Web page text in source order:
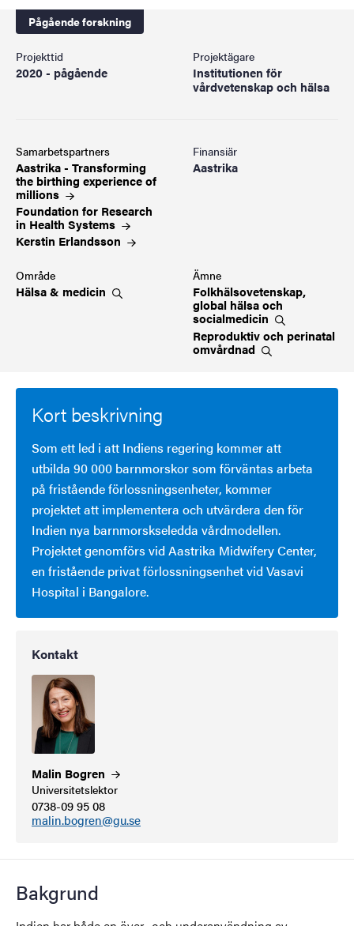
Pågående forskning
Projekttid
2020 - pågående
Projektägare
Institutionen för
vårdvetenskap och hälsa
Samarbetspartners
Aastrika - Transforming
the birthing experience of
millions
Foundation for Research
in Health Systems
Kerstin Erlandsson
Finansiär
Aastrika
Område
Hälsa & medicin
Ämne
Folkhälsovetenskap,
global hälsa och
socialmedicin
Reproduktiv och perinatal
omvårdnad
Kort beskrivning
Som ett led i att Indiens regering kommer att
utbilda 90 000 barnmorskor som förväntas arbeta
på fristående förlossningsenheter, kommer
projektet att implementera och utvärdera den för
Indien nya barnmorskseledda vårdmodellen.
Projektet genomförs vid Aastrika Midwifery Center,
en fristående privat förlossningsenhet vid Vasavi
Hospital i Bangalore.
Kontakt
Malin Bogren
Universitetslektor
0738-09 95 08
malin.bogren@gu.se
Bakgrund